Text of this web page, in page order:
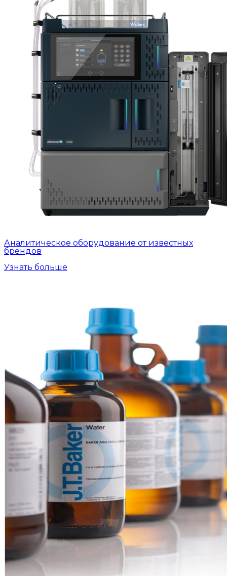
Аналитическое оборудование от известных
брендов
Узнать больше